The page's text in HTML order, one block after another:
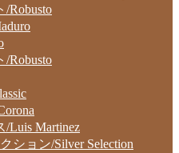
/Robusto
/Robusto
Luis Martinez
ション/Silver Selection